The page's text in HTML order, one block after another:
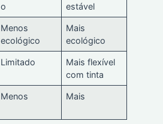
o
estável
Menos
ecológico
Mais
ecológico
Limitado
Mais flexível
com tinta
Menos Mais